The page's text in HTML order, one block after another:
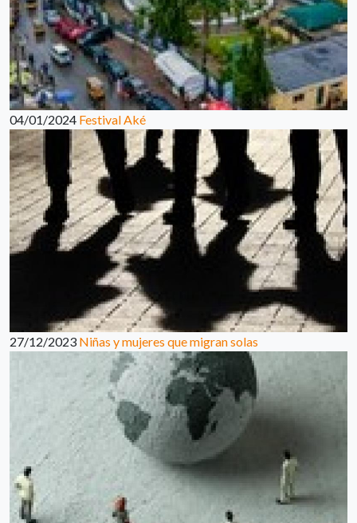
04/01/2024 Festival Aké
27/12/2023 Niñas y mujeres que migran solas